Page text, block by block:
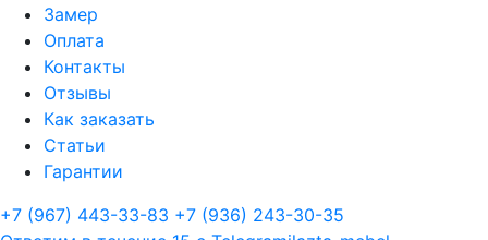
Замер
Оплата
Контакты
Отзывы
Как заказать
Статьи
Гарантии
+7 (967) 443-33-83 +7 (936) 243-30-35